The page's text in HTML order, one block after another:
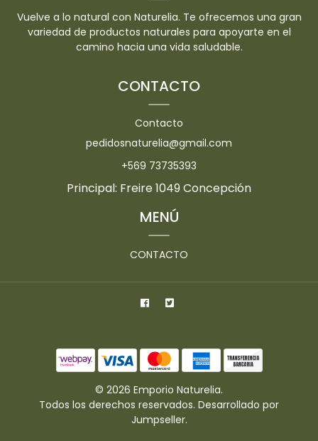
Vuelve a lo natural con Naturelia. Te ofrecemos una gran
variedad de productos naturales para apoyarte en el
camino hacia una vida saludable.
CONTACTO
Contacto
pedidosnaturelia@gmail.com
+569 73735393
Principal: Freire 1049 Concepción
MENÚ
CONTACTO
© 2026 Emporio Naturelia.
Todos los derechos reservados. Desarrollado por
Jumpseller.